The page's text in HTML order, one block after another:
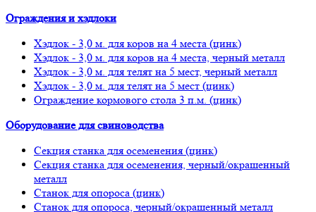
Ограждения и хэдлоки
Хэдлок - 3,0 м. для коров на 4 места (цинк)
Хэдлок - 3,0 м. для коров на 4 места, черный металл
Хэдлок - 3,0 м. для телят на 5 мест, черный металл
Хэдлок - 3,0 м. для телят на 5 мест (цинк)
Ограждение кормового стола 3 п.м. (цинк)
Оборудование для свиноводства
Секция станка для осеменения (цинк)
Секция станка для осеменения, черный/окрашенный
металл
Станок для опороса (цинк)
Станок для опороса, черный/окрашенный металл